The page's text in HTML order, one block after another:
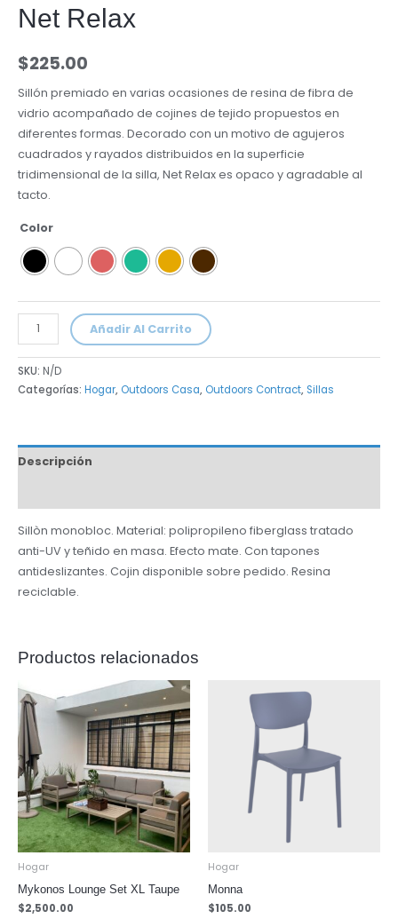
Net Relax
$225.00
Sillón premiado en varias ocasiones de resina de fibra de
vidrio acompañado de cojines de tejido propuestos en
diferentes formas. Decorado con un motivo de agujeros
cuadrados y rayados distribuidos en la superficie
tridimensional de la silla, Net Relax es opaco y agradable al
tacto.
Color
Añadir Al Carrito
SKU: N/D
Categorías: Hogar, Outdoors Casa, Outdoors Contract, Sillas
Descripción
Sillòn monobloc. Material: polipropileno fiberglass tratado
anti-UV y teñido en masa. Efecto mate. Con tapones
antideslizantes. Cojin disponible sobre pedido. Resina
reciclable.
Productos relacionados
Hogar
Mykonos Lounge Set XL Taupe
$2,500.00
Hogar
Monna
$105.00